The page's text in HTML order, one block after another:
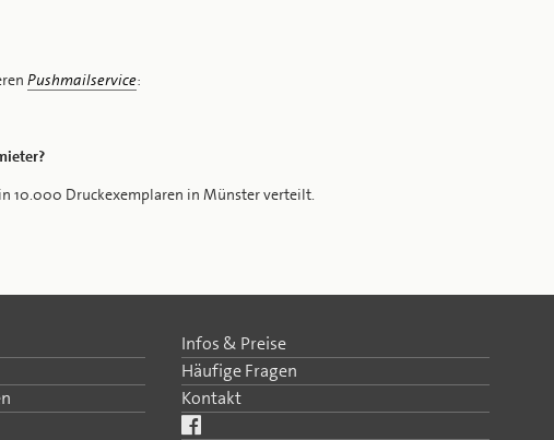
Pushmailservice:
10.000 Druckexemplaren in Münster verteilt.
Infos & Preise
Häufige Fragen
Kontakt